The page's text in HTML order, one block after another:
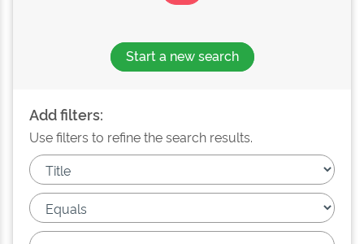
Start a new search
Add filters:
Use filters to refine the search results.